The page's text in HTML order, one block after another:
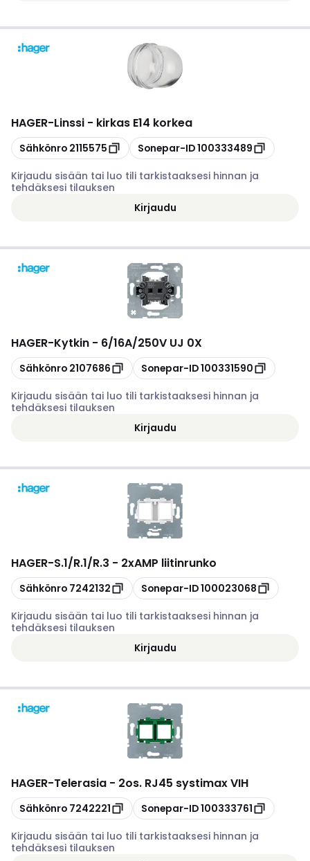
HAGER-Linssi - kirkas E14 korkea
Kopioi
Sähkönro 2115575 Kopioi
Sonepar-ID100333489
Kirjaudu sisään tai luo tili tarkistaaksesi hinnan ja
tehdäksesi tilauksen
Kirjaudu
HAGER-Kytkin - 6/16A/250V UJ 0X
Kopioi
Sähkönro 2107686 Kopioi
Sonepar-ID100331590
Kirjaudu sisään tai luo tili tarkistaaksesi hinnan ja
tehdäksesi tilauksen
Kirjaudu
HAGER-S.1/R.1/R.3 - 2xAMP liitinrunko
Kopioi
Sähkönro 7242132 Kopioi
Sonepar-ID100023068
Kirjaudu sisään tai luo tili tarkistaaksesi hinnan ja
tehdäksesi tilauksen
Kirjaudu
HAGER-Telerasia - 2os. RJ45 systimax VIH
Kopioi
Sähkönro 7242221 Kopioi
Sonepar-ID100333761
Kirjaudu sisään tai luo tili tarkistaaksesi hinnan ja
tehdäksesi tilauksen